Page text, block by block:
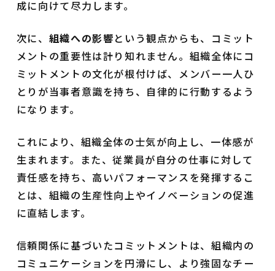
成に向けて尽力します。
次に、 組織への影響という観点からも、コミット
メントの重要性は計り知れません。組織全体にコ
ミットメントの文化が根付けば、メンバー一人ひ
とりが当事者意識を持ち、自律的に行動するよう
になります。
これにより、組織全体の士気が向上し、一体感が
生まれます。また、従業員が自分の仕事に対して
責任感を持ち、高いパフォーマンスを発揮するこ
とは、組織の生産性向上やイノベーションの促進
に直結します。
信頼関係に基づいたコミットメントは、組織内の
コミュニケーションを円滑にし、より強固なチー